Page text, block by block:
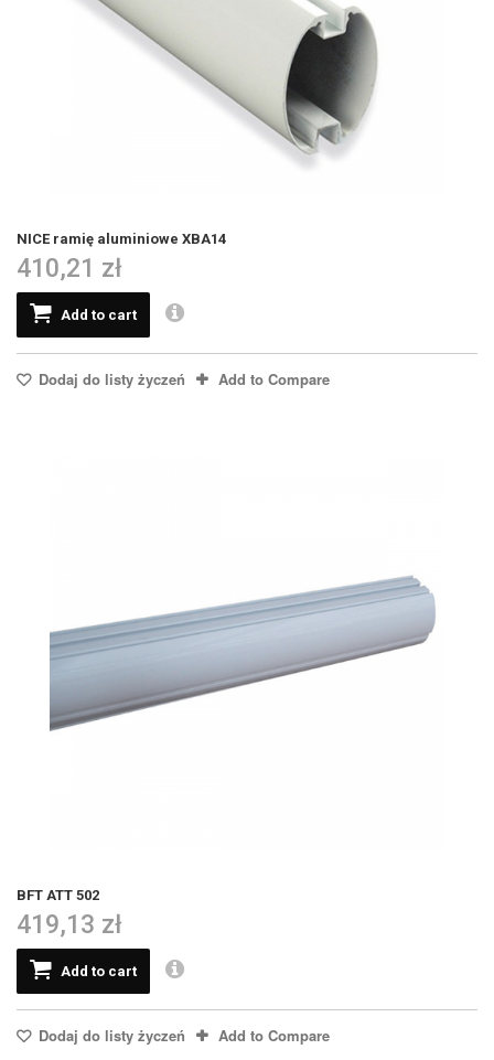
NICE ramię aluminiowe XBA14
410,21 zł
Add to cart
Dodaj do listy życzeń Add to Compare
BFT ATT 502
419,13 zł
Add to cart
Dodaj do listy życzeń Add to Compare